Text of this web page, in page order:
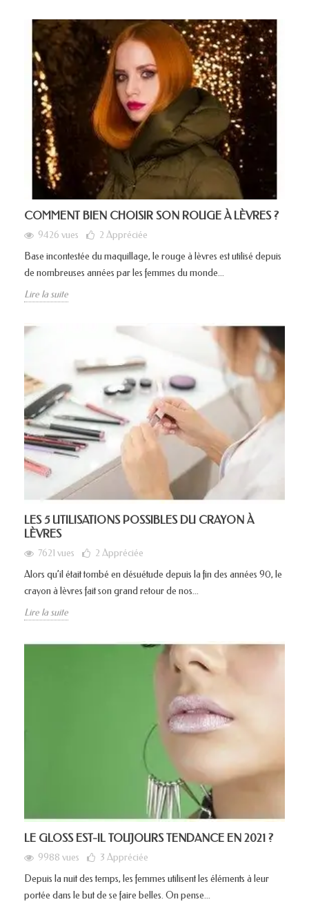
COMMENT BIEN CHOISIR SON ROUGE À LÈVRES ?
9426 vues 2 Appréciée
Base incontestée du maquillage, le rouge à lèvres est utilisé depuis
de nombreuses années par les femmes du monde...
Lire la suite
LES 5 UTILISATIONS POSSIBLES DU CRAYON À
LÈVRES
7621 vues 2 Appréciée
Alors qu’il était tombé en désuétude depuis la fin des années 90, le
crayon à lèvres fait son grand retour de nos...
Lire la suite
LE GLOSS EST-IL TOUJOURS TENDANCE EN 2021 ?
9988 vues 3 Appréciée
Depuis la nuit des temps, les femmes utilisent les éléments à leur
portée dans le but de se faire belles. On pense...